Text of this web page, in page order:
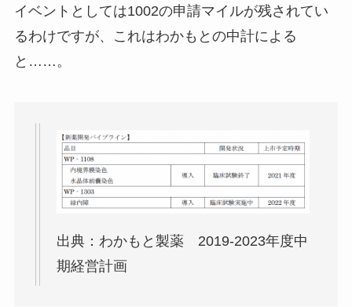
イベントとしては1002の申請マイルが残されてい
るわけですが、これはわかもとの中計による
と……。
出典：わかもと製薬 2019-2023年度中
期経営計画